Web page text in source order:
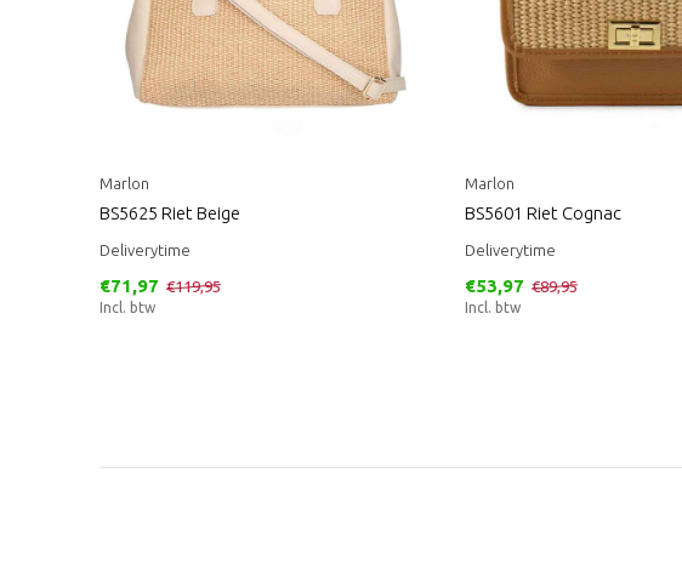
Marlon
BS5625 Riet Beige
Deliverytime
€71,97 €119,95
Incl. btw
Marlon
BS5601 Riet Cognac
Deliverytime
€53,97 €89,95
Incl. btw